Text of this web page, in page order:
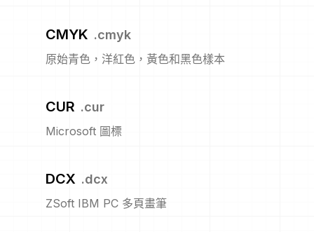
CMYK .cmyk
原始青色，洋紅色，黃色和黑色樣本
CUR .cur
Microsoft 圖標
DCX .dcx
ZSoft IBM PC 多頁畫筆